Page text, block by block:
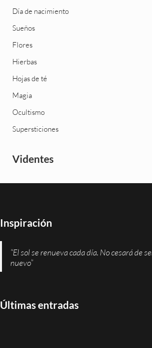
Día de nacimiento
Sueños
Flores
Hierbas
Hojas de té
Magia
Ocultismo
Supersticiones
Videntes
Inspiración
“El sol se renueva cada día. No cesará de
nuevo”
Últimas entradas